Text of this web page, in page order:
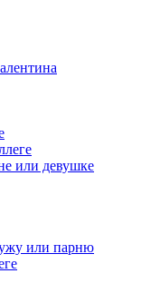
или девушке
или парню